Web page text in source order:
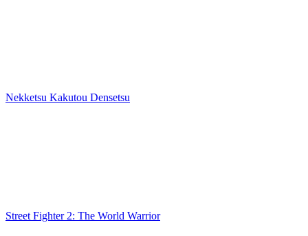
Nekketsu Kakutou Densetsu
Street Fighter 2: The World Warrior